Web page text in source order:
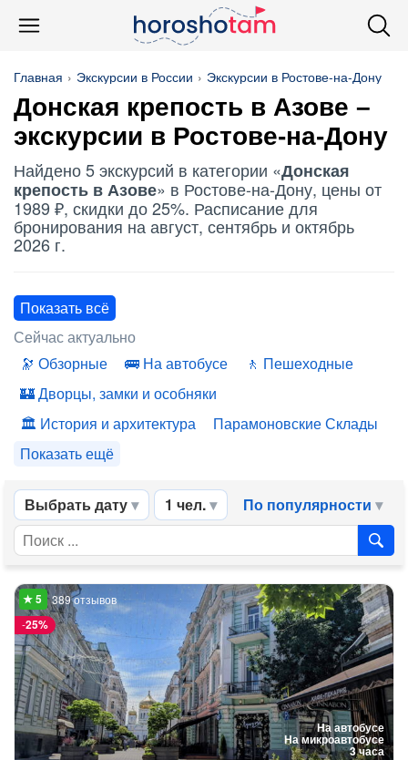
Главная Экскурсии в России Экскурсии в Ростове-на-Дону
Донская крепость в Азове –
экскурсии в Ростове-на-Дону
Найдено 5 экскурсий в категории «Донская
крепость в Азове» в Ростове-на-Дону, цены от
1989 ₽, скидки до 25%. Расписание для
бронирования на август, сентябрь и октябрь
2026 г.
Показать всё
Сейчас актуально
Обзорные
На автобусе
Пешеходные
Дворцы, замки и особняки
История и архитектура
Парамоновские Склады
Показать ещё
Выбрать дату 1 чел. По популярности
На автобусе
На микроавтобусе
3 часа
-25%
389 отзывов